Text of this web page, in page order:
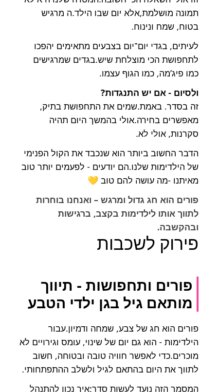
תמונה מושלמת,אלא יום שבו הילד.ה מרגיש
בטוח, שמח ונינוח.
לעיתים, בגדי יום־יום בצבעים מתאימים יהפכו
לתחפושת הכי מוצלחת שיש.בגדים שמרגישים
כמו פיג’מה, כמו הגוף עצמו.
ולסיום - אם יש התנגדות?
זה בסדר. באמת.שמים את התחפושת בתיק,
מאפשרים בחירה.אולי בהמשך היום תהיה
סקרנות, אולי לא.
הדבר החשוב ביותר הוא שנכבד את הקול הפנימי
של הילדימות שלנו.הם יודעים - לפעמים יותר טוב
מאיתנו -מה עושה להם טוב 💛
פורים הוא חג גדול ומרגש – ואנחנו בוחרות
לתווך אותו לילדימות בקצב, ברגישות
ובהקשבה.
פירוק לשכבות
פורים ותחפושות - תיווך
מותאם גיל בגן ילדי הטבע
פורים הוא חג של צבע, שמחה ודמיון.עבור
הילדימות - הוא גם יום של שינוי, עומס וגירויים לא
מוכרים.כדי לאפשר חוויה טובה ובטוחה, חשוב
לתווך את היום בהתאם לגיל ולשלב ההתפתחותי.
המסמך הזה נועד לעשות סדר:איך נכון להתנהל